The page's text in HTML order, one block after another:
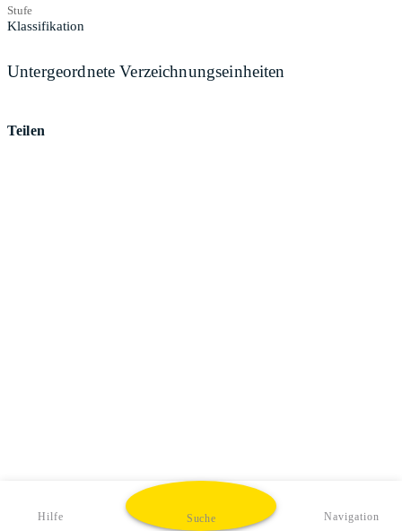
Stufe
Klassifikation
Untergeordnete Verzeichnungseinheiten
Teilen
Hilfe Suche Navigation